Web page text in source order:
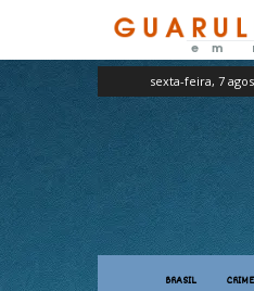
sexta-feira, 7
em
Rede
BRASIL